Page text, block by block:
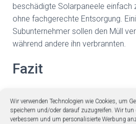
Wir verwenden Technologien wie Cookies, um
speichern und/oder darauf zuzugreifen. Wir
verbessern und um personalisierte Werbung
beschädigte Solarpaneele einfach
ohne fachgerechte Entsorgung.
Subunternehmer sollen den Müll
während andere ihn verbrannten.
Fazit
Umweltaspekt – zumindest in
Abfallbeseitigung unterschätzt.